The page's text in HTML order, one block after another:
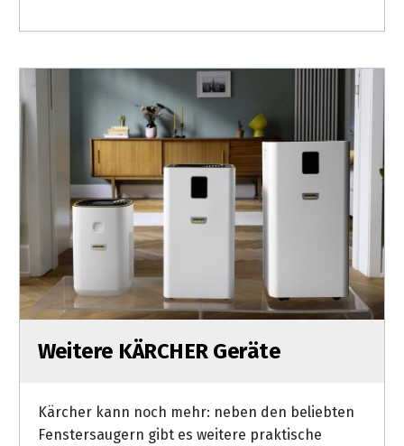
Weitere KÄRCHER Geräte
Kärcher kann noch mehr: neben den beliebten
Fenstersaugern gibt es weitere praktische